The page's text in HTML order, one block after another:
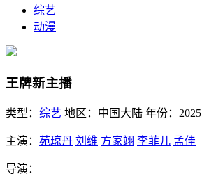
综艺
动漫
王牌新主播
类型： 综艺 地区： 中国大陆 年份： 2025
主演： 苑琼丹 刘维 方家翊 李菲儿 孟佳
导演：